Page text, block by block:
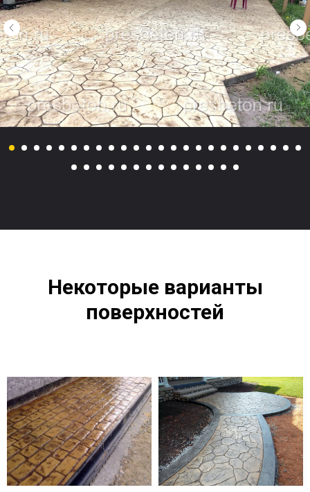
Некоторые варианты
поверхностей